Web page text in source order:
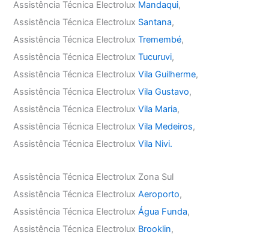
Assistência Técnica Electrolux Mandaqui,
Assistência Técnica Electrolux Santana,
Assistência Técnica ElectroluxTremembé,
Assistência Técnica ElectroluxTucuruvi,
Assistência Técnica ElectroluxVila Guilherme,
Assistência Técnica ElectroluxVila Gustavo,
Assistência Técnica ElectroluxVila Maria,
Assistência Técnica ElectroluxVila Medeiros,
Assistência Técnica ElectroluxVila Nivi.
Assistência Técnica Electrolux Zona Sul
Assistência Técnica ElectroluxAeroporto,
Assistência Técnica ElectroluxÁgua Funda,
Assistência Técnica Electrolux Brooklin,